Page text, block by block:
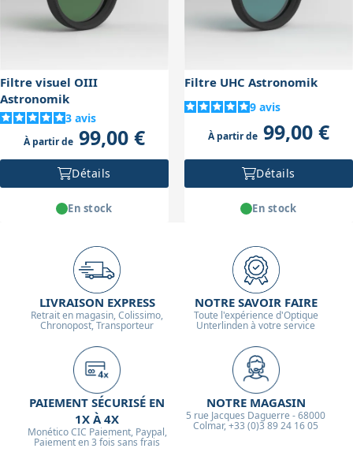
ou des dobsons bien dimensionnés pour garantir un
suivi stable et un confort d’observation.
Filtre visuel OIII
Astronomik
3 avis
À partir de 99,00 €
Détails
En stock
Filtre UHC Astronomik
9 avis
À partir de 99,00 €
Détails
En stock
LIVRAISON EXPRESS
Retrait en magasin, Colissimo,
Chronopost, Transporteur
NOTRE SAVOIR FAIRE
Toute l'expérience d'Optique
Unterlinden à votre service
PAIEMENT SÉCURISÉ EN
1X À 4X
Monético CIC Paiement, Paypal,
Paiement en 3 fois sans frais
NOTRE MAGASIN
5 rue Jacques Daguerre - 68000
Colmar, +33 (0)3 89 24 16 05